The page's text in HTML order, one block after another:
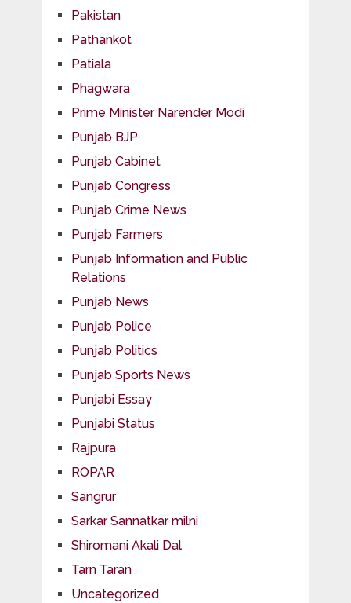
Pakistan
Pathankot
Patiala
Phagwara
Prime Minister Narender Modi
Punjab BJP
Punjab Cabinet
Punjab Congress
Punjab Crime News
Punjab Farmers
Punjab Information and Public
Relations
Punjab News
Punjab Police
Punjab Politics
Punjab Sports News
Punjabi Essay
Punjabi Status
Rajpura
ROPAR
Sangrur
Sarkar Sannatkar milni
Shiromani Akali Dal
Tarn Taran
Uncategorized